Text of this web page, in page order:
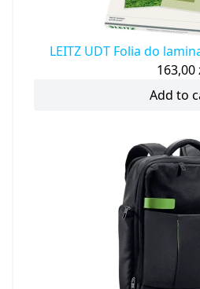
LEITZ UDT Folia do
163,00
Add to